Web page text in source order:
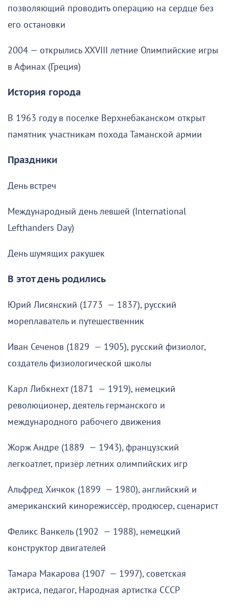
позволяющий проводить операцию на сердце без
его остановки
2004 — открылись XXVIII летние Олимпийские игры
в Афинах (Греция)
История города
В 1963 году в поселке Верхнебаканском открыт
памятник участникам похода Таманской армии
Праздники
День встреч
Международный день левшей (International
Lefthanders Day)
День шумящих ракушек
В этот день родились
Юрий Лисянский (1773 — 1837), русский
мореплаватель и путешественник
Иван Сеченов (1829 — 1905), русский физиолог,
создатель физиологической школы
Карл Либкнехт (1871 — 1919), немецкий
революционер, деятель германского и
международного рабочего движения
Жорж Андре (1889 — 1943), французский
легкоатлет, призёр летних олимпийских игр
Альфред Хичкок (1899 — 1980), английский и
американский кинорежиссёр, продюсер, сценарист
Феликс Ванкель (1902 — 1988), немецкий
конструктор двигателей
Тамара Макарова (1907 — 1997), советская
актриса, педагог, Народная артистка СССР